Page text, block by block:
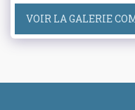
VOIR LA GALERIE